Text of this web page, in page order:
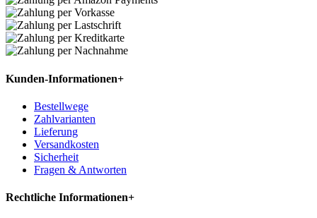
Kunden-Informationen+
Bestellwege
Zahlvarianten
Lieferung
Versandkosten
Sicherheit
Fragen & Antworten
Rechtliche Informationen+